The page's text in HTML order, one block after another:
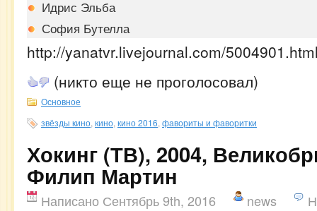
Идрис Эльба
София Бутелла
http://yanatvr.livejournal.com/
(никто еще не проголосовал)
Основное
звёзды кино кино кино 2016 фавориты и фаворитки
Хокинг (ТВ), 2004,
Филип Мартин
Написано Сентябрь 9th, 2016 news